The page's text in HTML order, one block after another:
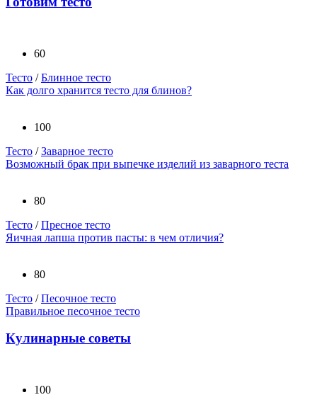
60
Тесто /Блинное тесто
Как долго хранится тесто для блинов?
100
Тесто /Заварное тесто
Возможный брак при выпечке изделий из заварного теста
80
Тесто /Пресное тесто
Яичная лапша против пасты: в чем отличия?
80
Тесто /Песочное тесто
Правильное песочное тесто
Кулинарные советы
100